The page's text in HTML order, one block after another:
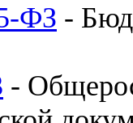
ФЗ -
-